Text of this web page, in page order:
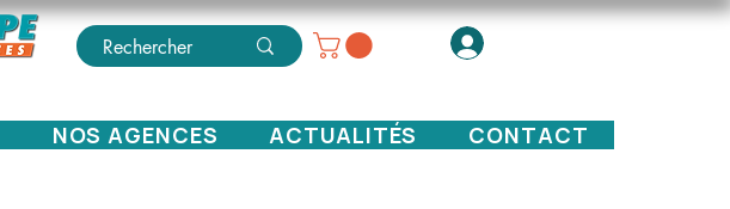
NOS AGENCES ACTUALITÉS CONTACT